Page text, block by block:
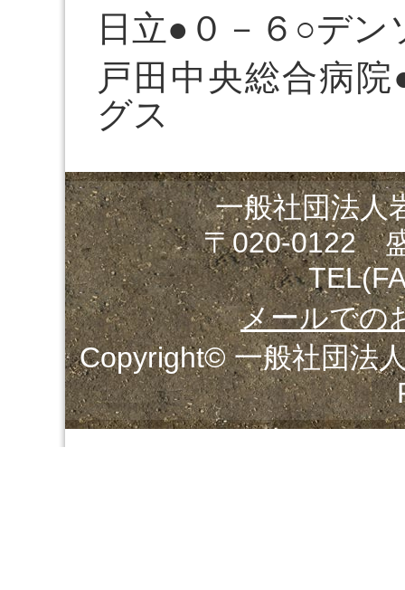
日立●０－６○デン
戸田中央総合病
グス
一般社団法人
〒020-0122
メールでの
Copyright© 一般社団法